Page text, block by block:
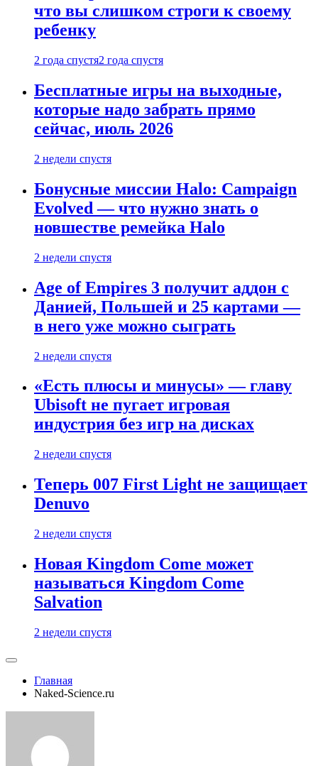
что вы слишком строги к своему
ребенку
2 года спустя2 года спустя
Бесплатные игры на выходные,
которые надо забрать прямо
сейчас, июль 2026
2 недели спустя
Бонусные миссии Halo: Campaign
Evolved — что нужно знать о
новшестве ремейка Halo
2 недели спустя
Age of Empires 3 получит аддон с
Данией, Польшей и 25 картами —
в него уже можно сыграть
2 недели спустя
«Есть плюсы и минусы» — главу
Ubisoft не пугает игровая
индустрия без игр на дисках
2 недели спустя
Теперь 007 First Light не защищает
Denuvo
2 недели спустя
Новая Kingdom Come может
называться Kingdom Come
Salvation
2 недели спустя
Главная
Naked-Science.ru